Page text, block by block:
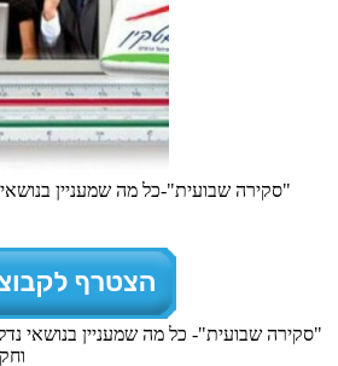
"סקירה שבועית"-כל מה שמעניין
"סקירה שבועית"- כל מה שמעניין בנושאי